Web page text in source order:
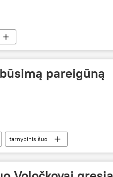
pareigūną
tarnybinis šuo